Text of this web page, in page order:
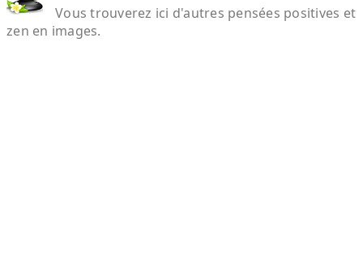
Vous trouverez ici d'autres pensées positives et
zen en images.